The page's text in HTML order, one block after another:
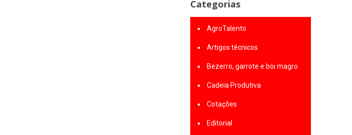
Categorias
AgroTalento
Artigos técnicos
Bezerro, garrote e boi magro
Cadeia Produtiva
Cotações
Editorial